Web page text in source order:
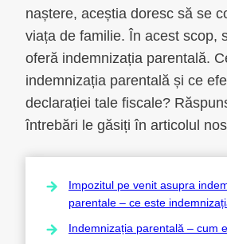
naștere, aceștia doresc să se
viața de familie. În acest scop,
oferă indemnizația parentală.
indemnizația parentală și ce
declarației tale fiscale?
întrebări le găsiți în articolul
Impozitul pe venit asupra
parentale – ce este
Indemnizația parentală – cum